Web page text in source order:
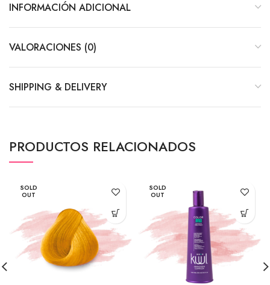
INFORMACIÓN ADICIONAL
VALORACIONES (0)
SHIPPING & DELIVERY
PRODUCTOS RELACIONADOS
SOLD
OUT
SOLD
OUT